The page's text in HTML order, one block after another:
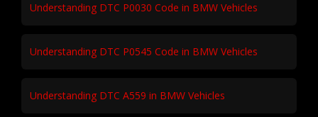
Understanding DTC P0030 Code in BMW Vehicles
Understanding DTC P0545 Code in BMW Vehicles
Understanding DTC A559 in BMW Vehicles